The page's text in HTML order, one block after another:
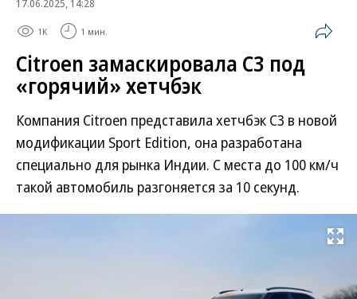
17.06.2025, 14:28
1K 1 мин.
Citroen замаскировала C3 под
«горячий» хетчбэк
Компания Citroen представила хетчбэк C3 в новой
модификации Sport Edition, она разработана
специально для рынка Индии. С места до 100 км/ч
такой автомобиль разгоняется за 10 секунд.
Развернуть